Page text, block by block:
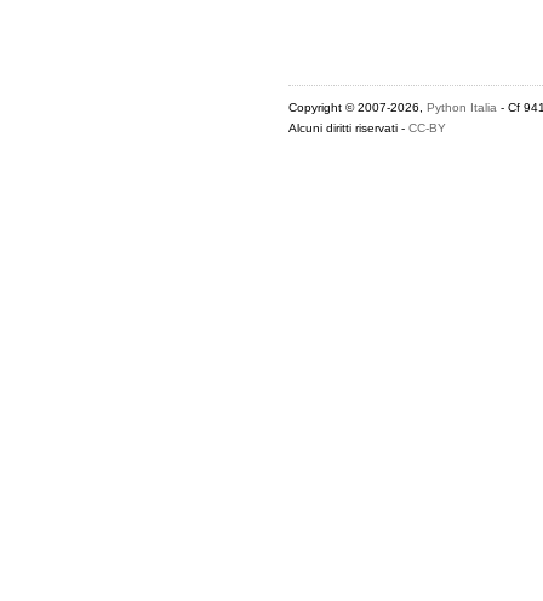
Copyright © 2007-2026, Python Italia - Cf
Alcuni diritti riservati - CC-BY